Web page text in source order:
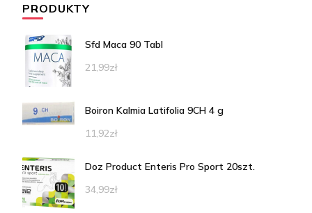
PRODUKTY
Sfd Maca 90 Tabl
21,99zł
Boiron Kalmia Latifolia 9CH 4 g
11,92zł
Doz Product Enteris Pro Sport 20szt.
34,99zł